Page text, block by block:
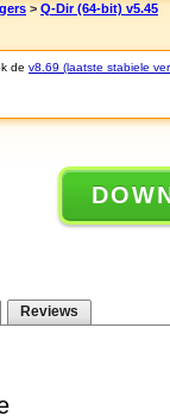
> Q-Dir (64-bit) v5.45
de v8.69 (laatste stabiele
Reviews